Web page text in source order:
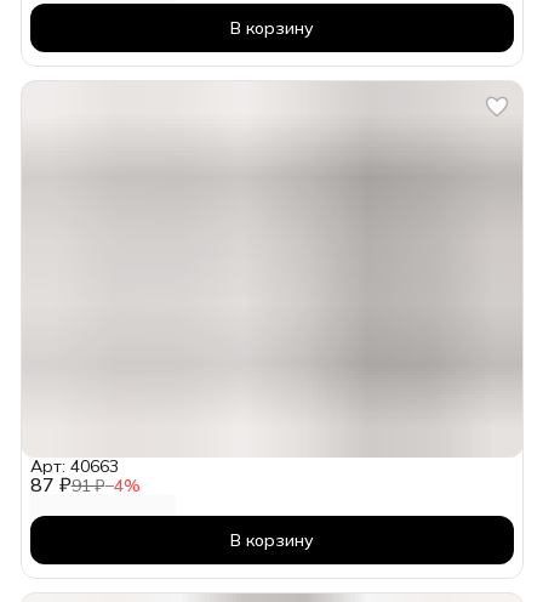
В корзину
87 ₽91 ₽−4%
Арт: 40663
В корзину